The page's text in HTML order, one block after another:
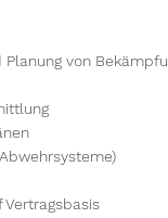
von
Vertragsbasis